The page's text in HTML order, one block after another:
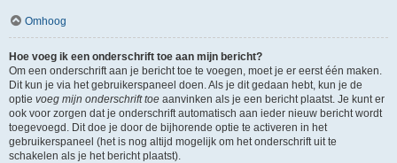
Omhoog
Hoe voeg ik een onderschrift toe aan mijn bericht?
Om een onderschrift aan je bericht toe te voegen, moet je er eerst één maken.
Dit kun je via het gebruikerspaneel doen. Als je dit gedaan hebt, kun je de
optie voeg mijn onderschrift toe aanvinken als je een bericht plaatst. Je kunt er
ook voor zorgen dat je onderschrift automatisch aan ieder nieuw bericht wordt
toegevoegd. Dit doe je door de bijhorende optie te activeren in het
gebruikerspaneel (het is nog altijd mogelijk om het onderschrift uit te
schakelen als je het bericht plaatst).